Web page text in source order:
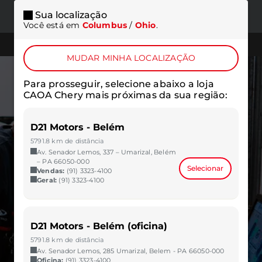
MENU
TELEFONES
Sua localização
Você está em Columbus / Ohio.
MUDAR MINHA LOCALIZAÇÃO
Para prosseguir, selecione abaixo a loja
CAOA Chery mais próximas da sua região:
D21 Motors - Belém
5791.8 km de distância
Av. Senador Lemos, 337 – Umarizal, Belém
– PA 66050-000
Vendas: (91) 3323-4100
Geral: (91) 3323-4100
Selecionar
D21 Motors - Belém (oficina)
5791.8 km de distância
Av. Senador Lemos, 285 Umarizal, Belem - PA 66050-000
Oficina: (91) 3323-4100